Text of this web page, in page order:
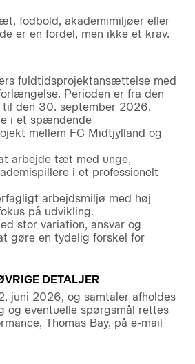
fodbold, akademimiljøer eller
er en fordel, men ikke et krav.
fuldtidsprojektansættelse med
Perioden er fra den
den 30. september 2026.
i et spændende
mellem FC Midtjylland og
arbejde tæt med unge,
i et professionelt
arbejdsmiljø med høj
på udvikling.
stor variation, ansvar og
gøre en tydelig forskel for
DETALJER
juni 2026, og samtaler afholdes
og eventuelle spørgsmål rettes
Thomas Bay, på e-mail